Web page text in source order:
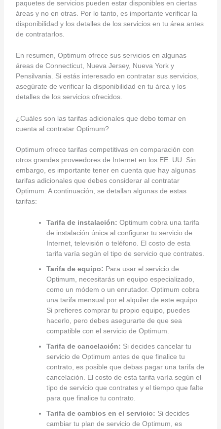
paquetes de servicios pueden estar disponibles en ciertas
áreas y no en otras. Por lo tanto, es importante verificar la
disponibilidad y los detalles de los servicios en tu área antes
de contratarlos.
En resumen, Optimum ofrece sus servicios en algunas
áreas de Connecticut, Nueva Jersey, Nueva York y
Pensilvania. Si estás interesado en contratar sus servicios,
asegúrate de verificar la disponibilidad en tu área y los
detalles de los servicios ofrecidos.
¿Cuáles son las tarifas adicionales que debo tomar en
cuenta al contratar Optimum?
Optimum ofrece tarifas competitivas en comparación con
otros grandes proveedores de Internet en los EE. UU. Sin
embargo, es importante tener en cuenta que hay algunas
tarifas adicionales que debes considerar al contratar
Optimum. A continuación, se detallan algunas de estas
tarifas:
Tarifa de instalación: Optimum cobra una tarifa
de instalación única al configurar tu servicio de
Internet, televisión o teléfono. El costo de esta
tarifa varía según el tipo de servicio que contrates.
Tarifa de equipo: Para usar el servicio de
Optimum, necesitarás un equipo especializado,
como un módem o un enrutador. Optimum cobra
una tarifa mensual por el alquiler de este equipo.
Si prefieres comprar tu propio equipo, puedes
hacerlo, pero debes asegurarte de que sea
compatible con el servicio de Optimum.
Tarifa de cancelación: Si decides cancelar tu
servicio de Optimum antes de que finalice tu
contrato, es posible que debas pagar una tarifa de
cancelación. El costo de esta tarifa varía según el
tipo de servicio que contrates y el tiempo que falte
para que finalice tu contrato.
Tarifa de cambios en el servicio: Si decides
cambiar tu plan de servicio de Optimum, es